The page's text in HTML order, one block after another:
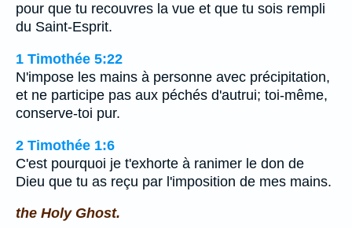
pour que tu recouvres la vue et que tu sois rempli
du Saint-Esprit.
1 Timothée 5:22
N'impose les mains à personne avec précipitation,
et ne participe pas aux péchés d'autrui; toi-même,
conserve-toi pur.
2 Timothée 1:6
C'est pourquoi je t'exhorte à ranimer le don de
Dieu que tu as reçu par l'imposition de mes mains.
the Holy Ghost.